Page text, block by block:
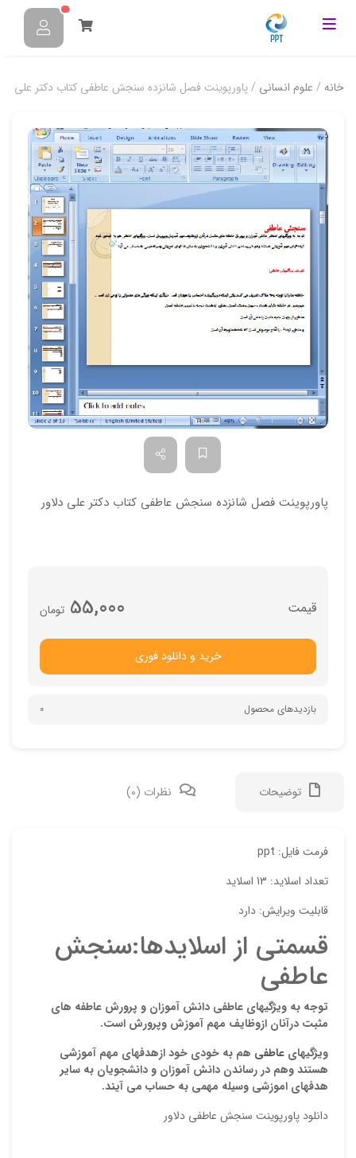
خانه / علوم انسانی / پاورپوینت فصل شانزده سنجش عاطفی کتاب دکتر علی
پاورپوینت فصل شانزده سنجش عاطفی کتاب دکتر علی دلاور
تومان 55,000
خرید و دانلود فوری
بازدیدهای محصول 0
توضیحات نظرات (0)
فرمت فایل: ppt
تعداد اسلاید: 13 اسلاید
قابلیت ویرایش: دارد
قسمتی از اسلایدها:سنجش
عاطفی
توجه به ویژگیهای عاطفی دانش آموزان و پرورش عاطفه های
مثبت درآنان ازوظایف مهم آموزش وپرورش است.
ویژگیهای عاطفی هم به خودی خود ازهدفهای مهم آموزشی
هستند وهم در رساندن دانش آموزان و دانشجویان به سایر
هدفهای اموزشی وسیله مهمی به حساب می آیند.
دانلود پاورپوینت سنجش عاطفی دلاور